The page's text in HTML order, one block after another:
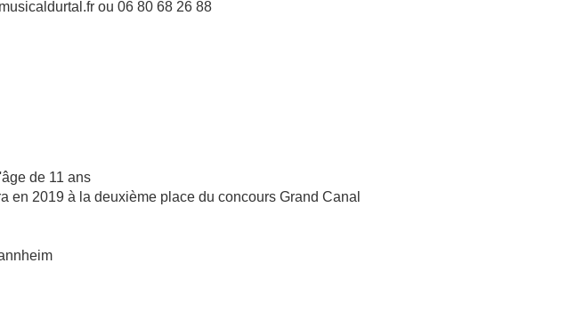
ou 06 80 68 26 88
de 11 ans
en 2019 à la deuxième place du concours Grand Canal